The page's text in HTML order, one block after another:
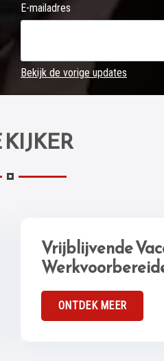
E-mailadres
Bekijk de vorige updates
Vrijblijvende
ONTDEK MEER